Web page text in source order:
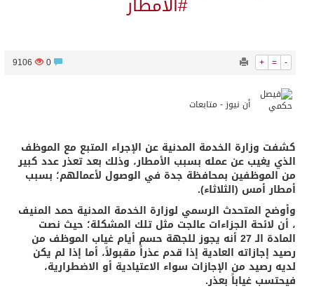
+ = -
9106
أن نيوز - متابعات
كشفت وزارة الخدمة المدنية عن الإجراء المتبع مع الموظف
الذي يغيب عن عمله بسبب الأمطار، وذلك بعد تعذر عدد كبير
من الموظفين بمحافظة جدة في الوصول لأعمالهم؛ بسبب
أمطار أمس (الثلاثاء).
وأوضح المتحدث الرسمي لوزارة الخدمة المدنية حمد المنيف
، أن لائحة الجزاءات عالجت مثل تلك المشكلة؛ حيث نصت
المادة الـ 27 أنه يجوز للجهة حسم أيام غياب الموظف من
رصيد إجازاته العادية إذا قدم عذراً مقبولاً، أما إذا لم يكن
لديه رصيد من الإجازات سواء الاعتيادية أو الاضطرارية،
فيحتسب غياباً بعذر.